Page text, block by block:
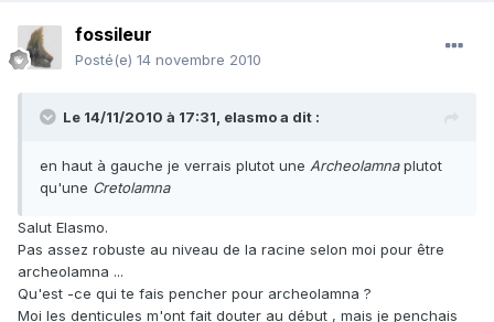
fossileur
Posté(e) 14 novembre 2010
Le 14/11/2010 à 17:31, elasmo a dit :
en haut à gauche je verrais plutot une Archeolamnaplutot
qu'une Cretolamna
Salut Elasmo.
Pas assez robuste au niveau de la racine selon moi pour être
archeolamna ...
Qu'est -ce qui te fais pencher pour archeolamna ?
Moi les denticules m'ont fait douter au début , mais je penchais